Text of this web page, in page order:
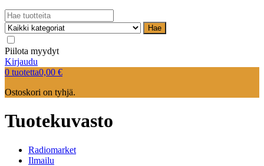
Hae
Piilota myydyt
Kirjaudu
0 tuotetta0,00 €
Ostoskori on tyhjä.
Tuotekuvasto
Radiomarket
Ilmailu